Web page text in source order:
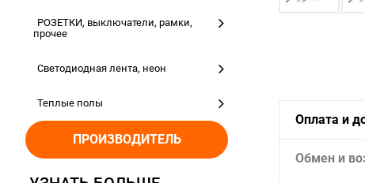
РОЗЕТКИ, выключатели, рамки,
прочее
Светодиодная лента, неон
Теплые полы
ПРОИЗВОДИТЕЛЬ
Оплата и
Обмен и